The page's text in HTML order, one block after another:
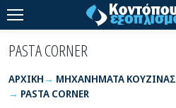
PASTA CORNER
ΑΡΧΙΚΉ ΜΗΧΑΝΗΜΑΤΑ ΚΟΥΖΙΝΑΣ
PASTA CORNER